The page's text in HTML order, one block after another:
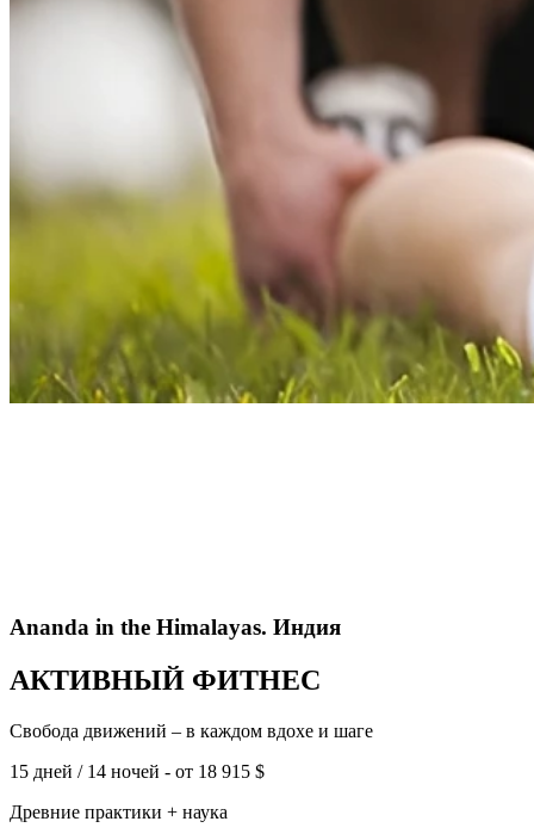
Ananda in the Himalayas. Индия
АКТИВНЫЙ ФИТНЕС
Свобода движений – в каждом вдохе и шаге
15 дней / 14 ночей - от 18 915 $
Древние практики + наука